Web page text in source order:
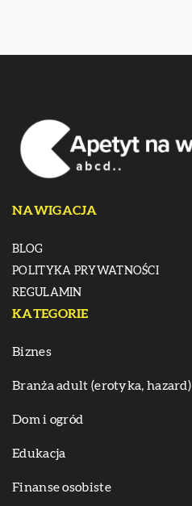
NAWIGACJA
BLOG
POLITYKA PRYWATNOŚCI
REGULAMIN
KATEGORIE
Biznes
Branża adult (erotyka, hazard)
Dom i ogród
Edukacja
Finanse osobiste